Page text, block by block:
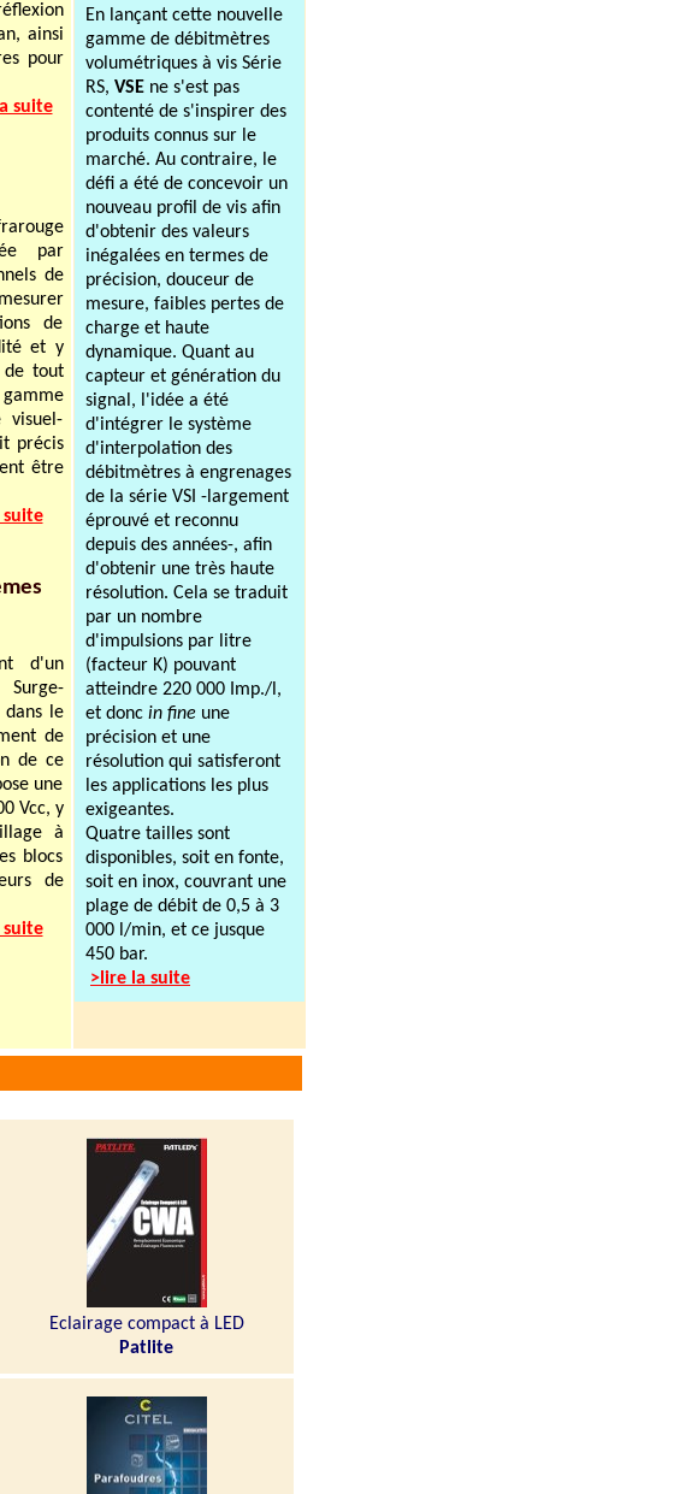
ainsi
pour
suite
par
de
de
et y
de tout
gamme
visuel-
précis
être
suite
d'un
dans le
de
de ce
une
Vcc, y
à
blocs
de
suite
En lançant cette nouvelle
gamme de débitmètres
volumétriques à vis Série
RS, VSE ne s'est pas
contenté de s'inspirer des
produits connus sur le
marché. Au contraire, le
défi a été de concevoir un
nouveau profil de vis afin
d'obtenir des valeurs
inégalées en termes de
précision, douceur de
mesure, faibles pertes de
charge et haute
dynamique. Quant au
capteur et génération du
signal, l'idée a été
d'intégrer le système
d'interpolation des
débitmètres à engrenages
de la série VSI -largement
éprouvé et reconnu
depuis des années-, afin
d'obtenir une très haute
résolution. Cela se traduit
par un nombre
d'impulsions par litre
(facteur K) pouvant
atteindre 220 000 Imp./l,
et donc in fine une
précision et une
résolution qui satisferont
les applications les plus
exigeantes.
Quatre tailles sont
disponibles, soit en fonte,
soit en inox, couvrant une
plage de débit de 0,5 à 3
000 l/min, et ce jusque
450 bar.
>lire la suite
Eclairage compact à LED
Patlite